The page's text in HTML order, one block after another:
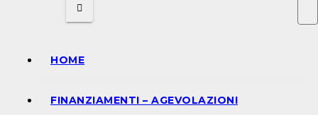
HOME
FINANZIAMENTI – AGEVOLAZIONI